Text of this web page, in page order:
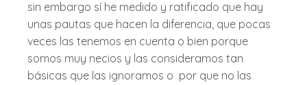
sin embargo sí he medido y ratificado que hay
unas pautas que hacen la diferencia, que pocas
veces las tenemos en cuenta o bien porque
somos muy necios y las consideramos tan
básicas que las ignoramos o por que no las